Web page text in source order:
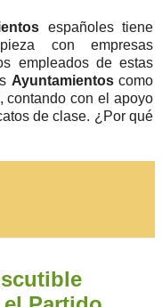
españoles tiene
con empresas
empleados de estas
Ayuntamientoscomo
, contando con el apoyo
de clase. ¿Por qué